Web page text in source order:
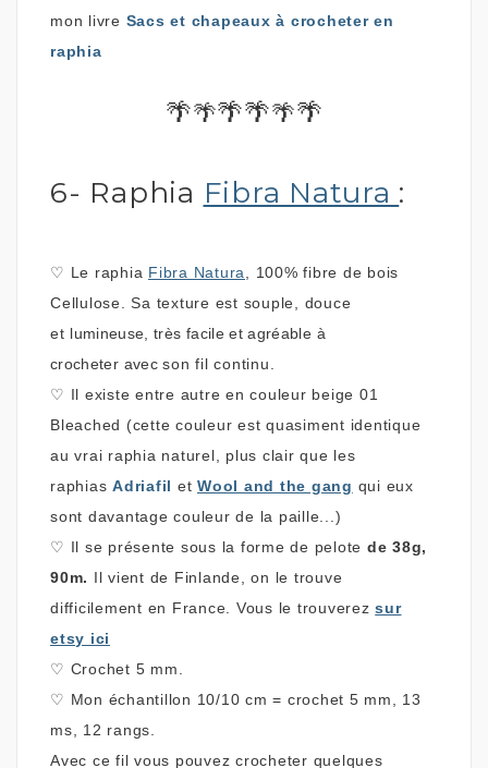
mon livre Sacs et chapeaux à crocheter en
raphia
🌴🌴🌴🌴🌴🌴
6- Raphia Fibra Natura :
♡ Le raphia Fibra Natura
, 100% fibre de bois
Cellulose. Sa texture est souple, douce
et lumineuse, très facile et agréable à
crocheter avecson fil continu.
♡ Il existe entre autre en couleur beige 01
Bleached (cette couleur est quasiment identique
au vrai raphia naturel, plus clair que les
raphias Adriafil et Wool and the gang qui eux
sont davantage couleur de la paille...)
♡ Il se présente sous la forme de pelote de 38g,
90m. Il vient de Finlande, on le trouve
difficilement en France. Vous le trouverezsur
etsy ici
♡ Crochet 5 mm.
♡ Mon échantillon 10/10 cm = crochet 5 mm, 13
ms, 12 rangs.
Avec ce fil vous pouvez crocheter quelques